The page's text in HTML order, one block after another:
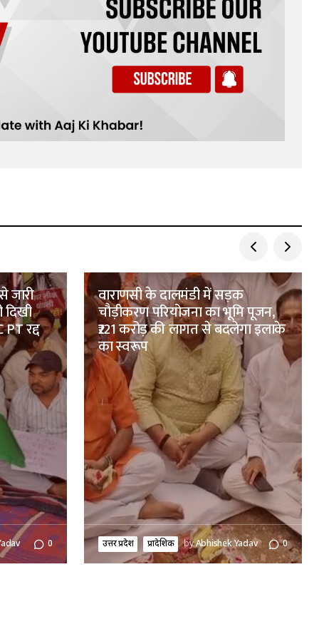
जारी
रद्द
0
वाराणसी के दालमंडी में सड़क
चौड़ीकरण परियोजना का भूमि पूजन,
₹221 करोड़ की लागत से बदलेगा इलाके
का स्वरूप
उत्तर प्रदेश प्रादेशिक byAbhishek Yadav 0